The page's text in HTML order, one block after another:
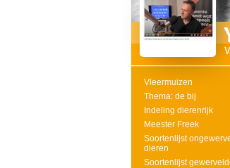
Vleermuizen
Thema: de bij
Indeling dierenrijk
Meester Freek
Soortenlijst
dieren
Soortenlijst